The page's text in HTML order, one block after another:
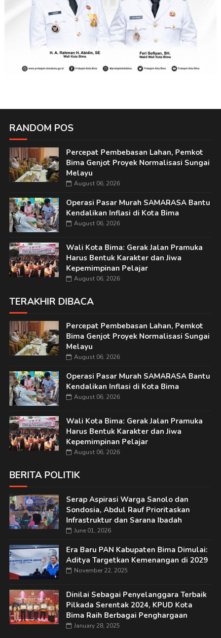
RANDOM POS
Percepat Pembebasan Lahan, Pemkot
Bima Genjot Proyek Normalisasi Sungai
Melayu
August 06, 2026
Operasi Pasar Murah SAMARASA Bantu
Kendalikan Inflasi di Kota Bima
August 06, 2026
Wali Kota Bima: Gerak Jalan Pramuka
Harus Bentuk Karakter dan Jiwa
Kepemimpinan Pelajar
August 06, 2026
TERAKHIR DIBACA
Percepat Pembebasan Lahan, Pemkot
Bima Genjot Proyek Normalisasi Sungai
Melayu
August 06, 2026
Operasi Pasar Murah SAMARASA Bantu
Kendalikan Inflasi di Kota Bima
August 06, 2026
Wali Kota Bima: Gerak Jalan Pramuka
Harus Bentuk Karakter dan Jiwa
Kepemimpinan Pelajar
August 06, 2026
BERITA POLITIK
Serap Aspirasi Warga Sanolo dan
Sondosia, Abdul Rauf Prioritaskan
Infrastruktur dan Sarana Ibadah
June 01, 2026
Era Baru PAN Kabupaten Bima Dimulai:
Aditya Targetkan Kemenangan di 2029
November 22, 2025
Dinilai Sebagai Penyelanggara Terbaik
Pilkada Serentak 2024, KPUD Kota
Bima Raih Berbagai Penghargaan
January 28, 2025